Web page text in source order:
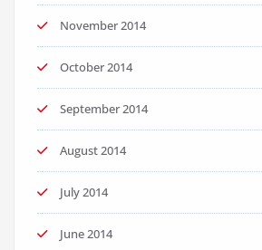
November 2014
October 2014
September 2014
August 2014
July 2014
June 2014